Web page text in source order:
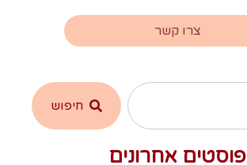
חיפוש
צרו קשר
פוסטים אחרונים